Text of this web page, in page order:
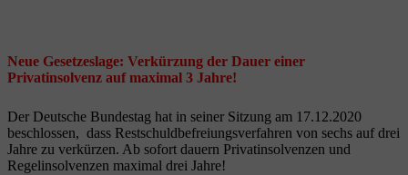
Neue Gesetzeslage: Verkürzung der Dauer einer
Privatinsolvenz auf maximal 3 Jahre!
Der Deutsche Bundestag hat in seiner Sitzung am 17.12.2020
beschlossen, dass Restschuldbefreiungsverfahren von sechs auf drei
Jahre zu verkürzen. Ab sofort dauern Privatinsolvenzen und
Regelinsolvenzen maximal drei Jahre!